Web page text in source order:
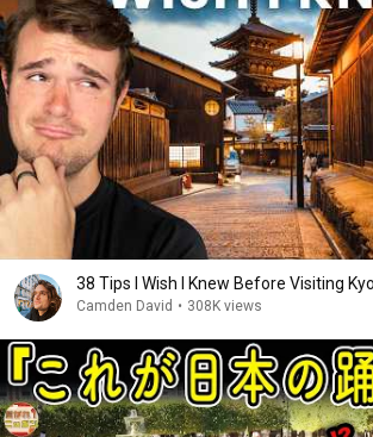
38 Tips I Wish I Knew Before Visiting
Camden David • 308K views